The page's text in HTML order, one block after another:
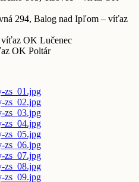
294, Balog nad Ipľom – víťaz
OK Lučenec
OK Poltár